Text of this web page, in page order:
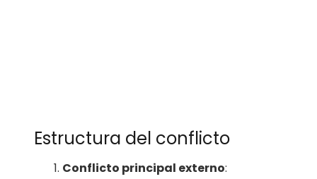
Estructura del conflicto
Conflicto principal externo: